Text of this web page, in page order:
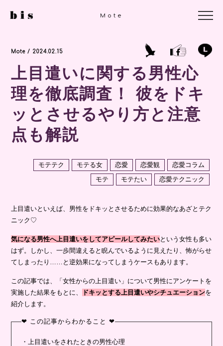
Mote
Mote / 2024.02.15
上目遣いに関する男性心
理を徹底調査！ 彼をドキ
ッとさせるやり方と注意
点も解説
モテテク モテる女 恋愛 恋愛観
恋愛コラム
モテ
モテたい 恋愛テクニック
上目遣いといえば、男性をドキッとさせるために効果的なあざとテク
ニック♡
気になる男性へ上目遣いをしてアピールしてみたいという女性も多い
はず。しかし、一歩間違えると睨んでいるように見えたり、怖がらせ
てしまったり……と逆効果になってしまうケースもあります。
この記事では、「女性からの上目遣い」について男性にアンケートを
実施した結果をもとに、
ドキッとする上目遣いやシチュエーションを
紹介します。
❤ この記事からわかること ❤
・上目遣いをされたときの男性心理